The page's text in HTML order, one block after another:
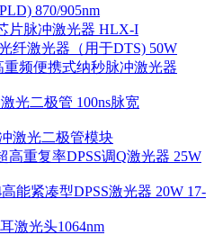
870/905nm
片脉冲激光器 HLX-I
纤激光器（用于DTS) 50W
重频便携式纳秒脉冲激光器
光二极管 100ns脉宽
激光二极管模块
高重复率DPSS调Q激光器 25W
能紧凑型DPSS激光器 20W 17-
激光头1064nm